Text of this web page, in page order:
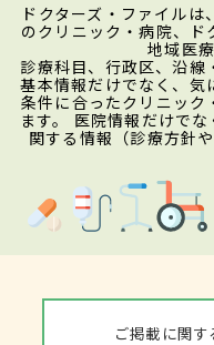
ドクターズ・ファイル
のクリニック・病院、ド
地域医
診療科目、行政区、沿線
基本情報だけでなく、気
条件に合ったクリニック
ます。 医院情報だけで
関する情報（診療方針
ご掲載に関